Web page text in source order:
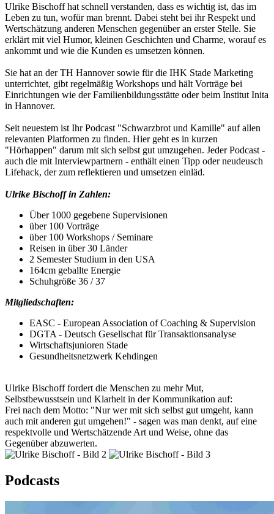
Ulrike Bischoff hat schnell verstanden, dass es wichtig ist, das im
Leben zu tun, wofür man brennt. Dabei steht bei ihr Respekt und
Wertschätzung anderen Menschen gegenüber an erster Stelle. Sie
erklärt mit viel Humor, kleinen Geschichten und Charme, worauf es
ankommt und wie die Kunden es umsetzen können.
Sie hat an der TH Hannover sowie für die IHK Stade Marketing
unterrichtet, gibt regelmäßig Workshops und hält Vorträge bei
Einrichtungen wie der Familienbildungsstätte oder beim Institut Inita
in Hannover.
Seit neuestem ist Ihr Podcast "Schwarzbrot und Kamille" auf allen
relevanten Platformen zu finden. Hier geht es in kurzen
"Hörhappen" darum mit sich selbst gut umzugehen. Jeder Podcast -
auch die mit Interviewpartnern - enthält einen Tipp oder neudeusch
Lifehack, der zum reflektieren und umsetzen einläd.
Ulrike Bischoff in Zahlen:
Über 1000 gegebene Supervisionen
über 100 Vorträge
über 100 Workshops / Seminare
Reisen in über 30 Länder
2 Semester Studium in den USA
164cm geballte Energie
Schuhgröße 36 / 37
Mitgliedschaften:
EASC - European Association of Coaching & Supervision
DGTA - Deutsch Gesellschat für Transaktionsanalyse
Wirtschaftsjunioren Stade
Gesundheitsnetzwerk Kehdingen
Ulrike Bischoff fordert die Menschen zu mehr Mut,
Selbstbewusstsein und Klarheit in der Kommunikation auf:
Frei nach dem Motto: "Nur wer mit sich selbst gut umgeht, kann
auch mit anderen gut umgehen!" - sagen was man denkt, auf eine
respektvolle und Wertschätzende Art und Weise, ohne das
Gegenüber abzuwerten.
Podcasts